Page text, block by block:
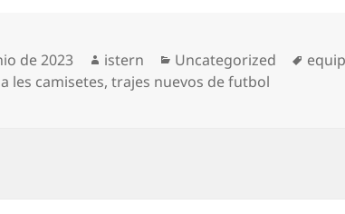
de 2023 Autor
istern Categorías
Uncategorized
les camisetes,trajes nuevos de futbol